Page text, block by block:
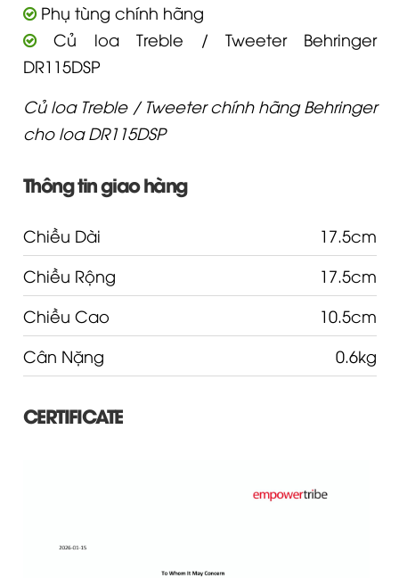
Phụ tùng chính hãng
Củ loa Treble / Tweeter Behringer
DR115DSP
Củ loa Treble / Tweeter chính hãng Behringer
cho loa DR115DSP
Thông tin giao hàng
Chiều Dài
17.5cm
Chiều Rộng
17.5cm
Chiều Cao
10.5cm
Cân Nặng
0.6kg
CERTIFICATE